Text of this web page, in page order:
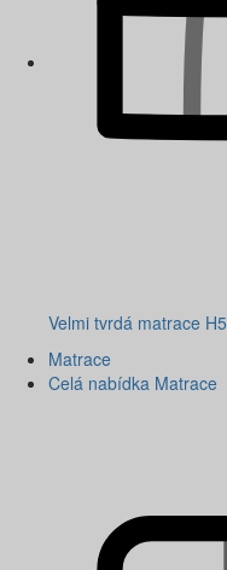
Velmi tvrdá matrace H5
Matrace
Celá nabídka Matrace